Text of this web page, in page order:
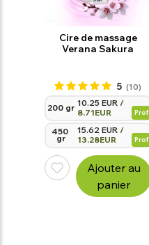
Cire de massage
Verana Sakura
5 (10)
200 gr 10.25 EUR /
8.71EUR
Prof
450
gr
15.62 EUR /
13.28EUR
Prof
Ajouter au
panier